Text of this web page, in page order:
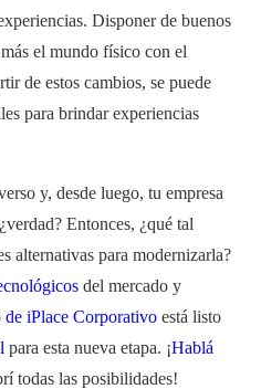
Disponer de buenos
el mundo físico con el
de estos cambios, se puede
para brindar experiencias
y, desde luego, tu empresa
Entonces, ¿qué tal
alternativas para modernizarla?
del mercado y
de iPlace Corporativo está listo
para esta nueva etapa. ¡Hablá
ítodas las posibilidades!